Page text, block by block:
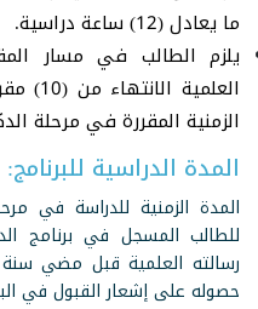
ما يعادل (12) ساعة دراسية.
يلزم الطالب في مسار
الزمنية المقررة في مرحلة
المدة الدراسية للبرنامج:
المدة الزمنية للدراسة في
للطالب المسجل في برنامج
رسالته العلمية قبل مضي
حصوله على إشعار القبول في